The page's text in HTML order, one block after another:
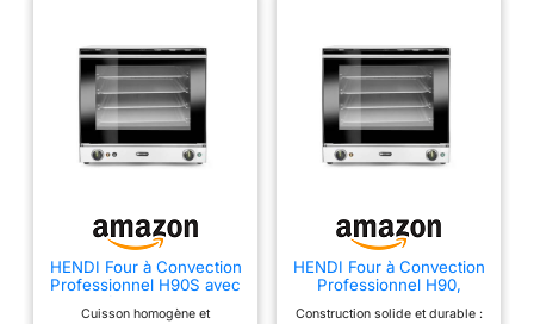
Puissance : 2 670 W /
HENDI Four à Convection
Professionnel H90S avec
Cuisson homogène et
HENDI Four à Convection
Professionnel H90,
Construction solide et durable :